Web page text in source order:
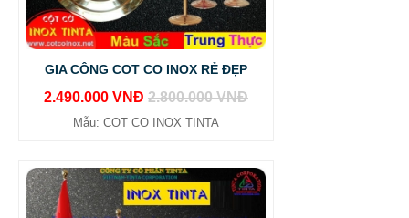
GIA CÔNG COT CO INOX RẺ ĐẸP
2.490.000 VNĐ 2.800.000 VNĐ
Mẫu: COT CO INOX TINTA